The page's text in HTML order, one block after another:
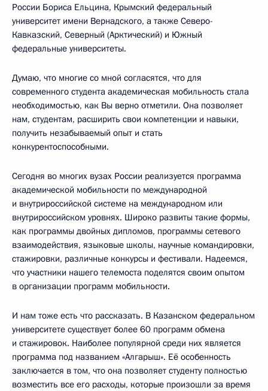
России Бориса Ельцина, Крымский федеральный
университет имени Вернадского, а также Северо-
Кавказский, Северный (Арктический) и Южный
федеральные университеты.
Думаю, что многие со мной согласятся, что для
современного студента академическая мобильность стала
необходимостью, как Вы верно отметили. Она позволяет
нам, студентам, расширить свои компетенции и навыки,
получить незабываемый опыт и стать
конкурентоспособными.
Сегодня во многих вузах России реализуется программа
академической мобильности по международной
и внутрироссийской системе на международном или
внутрироссийском уровнях. Широко развиты такие формы,
как программы двойных дипломов, программы сетевого
взаимодействия, языковые школы, научные командировки,
стажировки, различные конкурсы и фестивали. Надеемся,
что участники нашего телемоста поделятся своим опытом
в организации программ мобильности.
И нам тоже есть что рассказать. В Казанском федеральном
университете существует более 60 программ обмена
и стажировок. Наиболее популярной среди них является
программа под названием «Алгарыш». Её особенность
заключается в том, что она позволяет студенту полностью
возместить все его расходы, которые произошли за время